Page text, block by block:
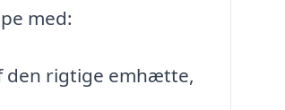
med:
den rigtige emhætte,